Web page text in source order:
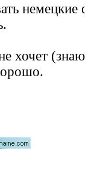
хочет